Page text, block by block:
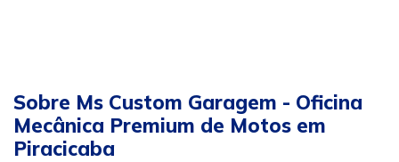
Sobre Ms Custom Garagem - Oficina
Mecânica Premium de Motos em
Piracicaba